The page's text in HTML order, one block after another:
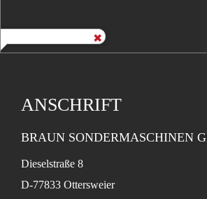
ANSCHRIFT
BRAUN SONDERMASCHINEN
Dieselstraße 8
D-77833 Ottersweier